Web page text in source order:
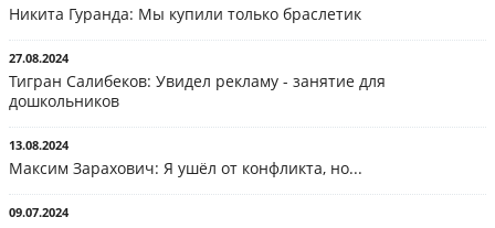
Никита Гуранда: Мы купили только браслетик
27.08.2024
Тигран Салибеков: Увидел рекламу - занятие для
дошкольников
13.08.2024
Максим Зарахович: Я ушёл от конфликта, но...
09.07.2024